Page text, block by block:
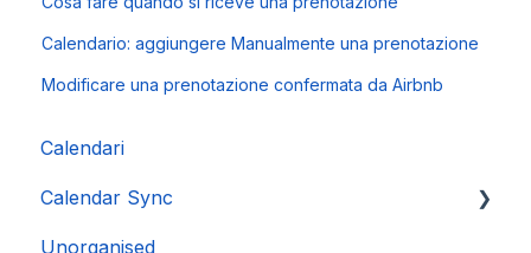
Calendario: aggiungere Manualmente una prenotazione
Modificare una prenotazione confermata da Airbnb
Calendari
Calendar Sync
Importazione di calendari popolari
Unorganised